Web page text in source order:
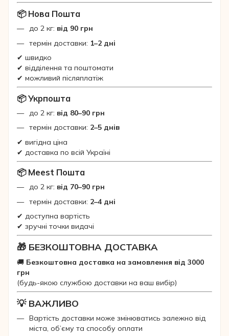
📦 Нова Пошта
до 2 кг: від 90 грн
термін доставки: 1–2 дні
✔ швидко
✔ відділення та поштомати
✔ можливий післяплатіж
📦 Укрпошта
до 2 кг: від 80–90 грн
термін доставки: 2–5 днів
✔ вигідна ціна
✔ доставка по всій Україні
📦 Meest Пошта
до 2 кг: від 70–90 грн
термін доставки: 2–4 дні
✔ доступна вартість
✔ зручні точки видачі
🎁 БЕЗКОШТОВНА ДОСТАВКА
🚚 Безкоштовна доставка на замовлення від 3000
грн
(будь-якою службою доставки на ваш вибір)
💡 ВАЖЛИВО
Вартість доставки може змінюватись залежно від
міста, об’єму та способу оплати